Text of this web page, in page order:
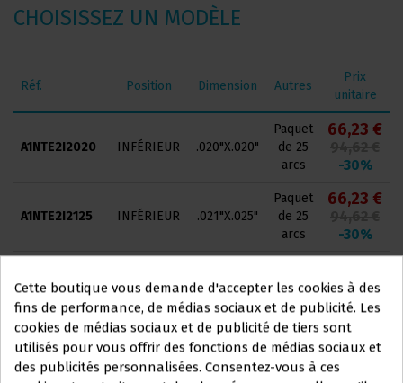
Ce site Web s'adresse
CHOISISSEZ UN MODÈLE
Réf. Position Dimension Autres
Prix
unitaire
A1NTE2I2020 INFÉRIEUR .020"X.020"
Paquet
de 25
arcs
66,23 €
-30%
A1NTE2I2125 INFÉRIEUR .021"X.025"
Paquet
de 25
arcs
66,23 €
-30%
A1NTE2I1616 INFÉRIEUR .016"X.016"
de 25
arcs
94,62 €
-30%
A1NTE2I1622 INFÉRIEUR .016"X.022"
Paquet
de 25
arcs
66,23 €
94,62 €
-30%
Cette boutique vous demande d'accepter les cookies à des
fins de performance, de médias sociaux et de publicité. Les
cookies de médias sociaux et de publicité de tiers sont
utilisés pour vous offrir des fonctions de médias sociaux et
des publicités personnalisées. Consentez-vous à ces